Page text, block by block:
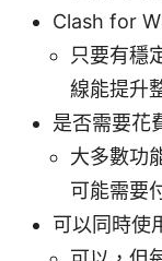
Clash for
只要有穩
線能提升
是否需要花
大多數功
可能需要
可以同時使